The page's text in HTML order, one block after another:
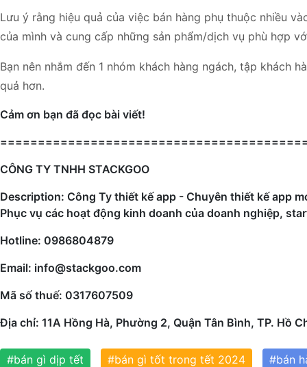
Lưu ý rằng hiệu quả của việc bán hàng phụ thuộc nhiều
của mình và cung cấp những sản phẩm/dịch vụ phù hợp
Bạn nên nhắm đến 1 nhóm khách hàng ngách, tập khách
quả hơn.
Cảm ơn bạn đã đọc bài viết!
CÔNG TY TNHH STACKGOO
Description: Công Ty thiết kế app - Chuyên thiết kế app
Phục vụ các hoạt động kinh doanh của doanh nghiệp,
Hotline: 0986804879
Email: info@stackgoo.com
Mã số thuế: 0317607509
Địa chỉ: 11A Hồng Hà, Phường 2, Quận Tân Bình, TP. Hồ
#bán gì dịp tết #bán gì tốt trong tết 2024 #bán